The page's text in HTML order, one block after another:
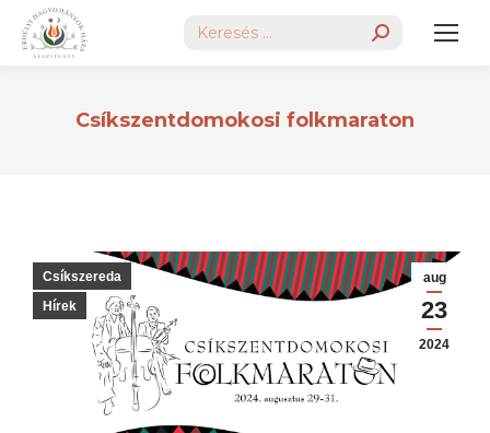
Search:
Csíkszentdomokosi folkmaraton
aug
23
2024
Csíkszereda
Hírek